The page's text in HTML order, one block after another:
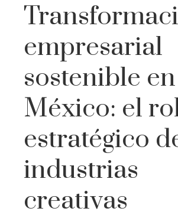
empresarial
sostenible en
México: el
estratégico
industrias
creativas